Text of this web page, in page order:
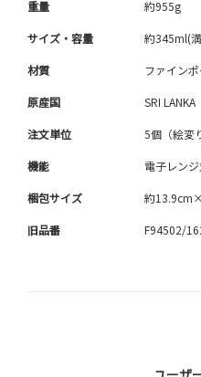
重量 約955g
サイズ・容量 約345ml(
材質 ファイン
原産国 SRI LANKA
注文単位 5個（絵変
機能 電子レン
梱包サイズ 約
旧品番 F94502/